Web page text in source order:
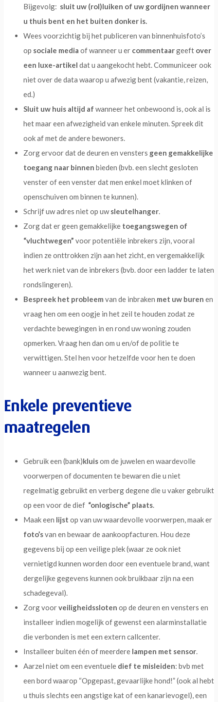
Bijgevolg: sluit uw (rol)luiken of uw gordijnen wanneer
u thuis bent en het buiten donker is.
Wees voorzichtig bij het publiceren van binnenhuisfoto’s
op sociale media of wanneer u er commentaargeeft over
een luxe-artikel dat u aangekocht hebt. Communiceer ook
niet over de data waarop u afwezig bent (vakantie, reizen,
ed.)
Sluit uw huis altijd af wanneer het onbewoond is, ook al is
het maar een afwezigheid van enkele minuten. Spreek dit
ook af met de andere bewoners.
Zorg ervoor dat de deuren en vensters geen gemakkelijke
toegang naar binnen bieden (bvb. een slecht gesloten
venster of een venster dat men enkel moet klinken of
openschuiven om binnen te kunnen).
Schrijf uw adres niet op uwsleutelhanger.
Zorg dat er geen gemakkelijke toegangswegen of
“vluchtwegen” voor potentiële inbrekers zijn, vooral
indien ze onttrokken zijn aan het zicht, en vergemakkelijk
het werk niet van de inbrekers (bvb. door een ladder te laten
rondslingeren).
Bespreek het probleem van de inbraken met uw buren en
vraag hen om een oogje in het zeil te houden zodat ze
verdachte bewegingen in en rond uw woning zouden
opmerken. Vraag hen dan om u en/of de politie te
verwittigen. Stel hen voor hetzelfde voor hen te doen
wanneer u aanwezig bent.
Enkele preventieve
maatregelen
Gebruik een (bank)kluisom de juwelen en waardevolle
voorwerpen of documenten te bewaren die u niet
regelmatig gebruikt en verberg degene die u vaker gebruikt
op een voor de dief “onlogische” plaats.
Maak een lijst op van uw waardevolle voorwerpen, maak er
foto’svan en bewaar de aankoopfacturen. Hou deze
gegevens bij op een veilige plek (waar ze ook niet
vernietigd kunnen worden door een eventuele brand, want
dergelijke gegevens kunnen ook bruikbaar zijn na een
schadegeval).
Zorg voorveiligheidssloten op de deuren en vensters en
installeer indien mogelijk of gewenst een alarminstallatie
die verbonden is met een extern callcenter.
Installeer buiten één of meerdere lampen met sensor.
Aarzel niet om een eventuele dief te misleiden: bvb met
een bord waarop “Opgepast, gevaarlijke hond!” (ook al hebt
u thuis slechts een angstige kat of een kanarievogel), een